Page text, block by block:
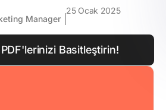
Manager
25 Ocak 2025
Basitleştirin!